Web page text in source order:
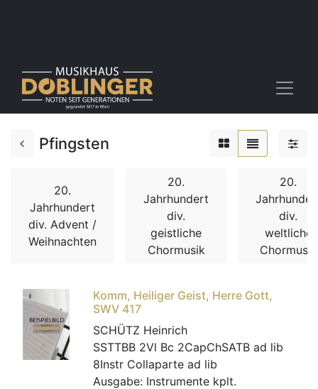
Pfingsten
20.
Jahrhundert
div. Advent /
Weihnachten
20.
Jahrhundert
div.
geistliche
Chormusik
20.
div.
weltliche
Chormusik
Komm, Heiliger Geist, Herre Gott,
SWV 417
SCHÜTZ Heinrich
SSTTBB 2Vl Bc 2CapChSATB ad lib
8Instr Collaparte ad lib
Ausgabe: Instrumente kplt.